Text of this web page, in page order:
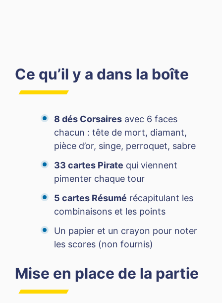
Ce qu’il y a dans la boîte
8 dés Corsaires avec 6 faces
chacun : tête de mort, diamant,
pièce d’or, singe, perroquet, sabre
33 cartes Pirate qui viennent
pimenter chaque tour
5 cartes Résumé récapitulant les
combinaisons et les points
Un papier et un crayon pour noter
les scores (non fournis)
Mise en place de la partie